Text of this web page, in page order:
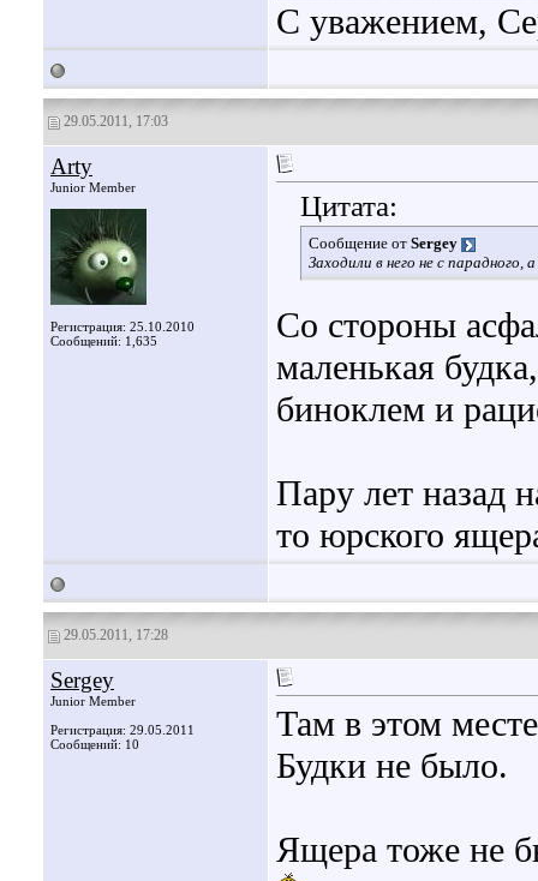
С уважением,
29.05.2011, 17:03
Arty
Junior Member
Регистрация: 25.10.2010
Сообщений: 1,635
Цитата:
Сообщение от Sergey
Заходили в него не с
Со стороны
маленькая
биноклем и
Пару лет назад
то юрского
29.05.2011, 17:28
Sergey
Junior Member
Регистрация: 29.05.2011
Сообщений: 10
Там в этом
Будки не было.
Ящера тоже не